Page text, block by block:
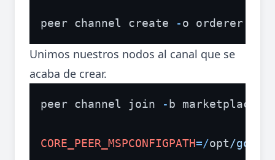
peer channel create -o
Unimos nuestros nodos al canal que se
acaba de crear.
peer channel join - b
CORE_PEER_MSPCONFIGPATH=/opt/